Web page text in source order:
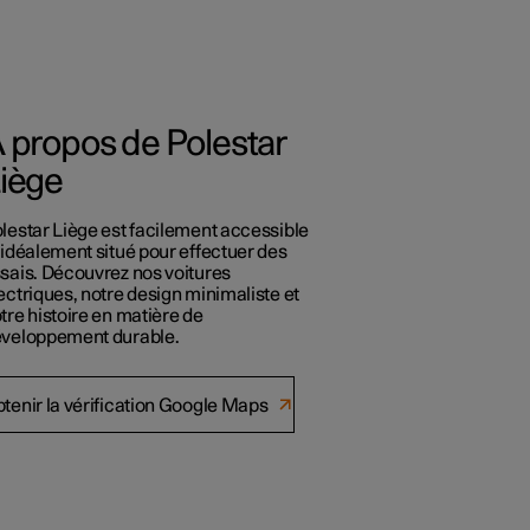
propos de Polestar
Liège est facilement accessible
situé pour effectuer des
Découvrez nos voitures
notre design minimaliste et
histoire en matière de
durable.
la vérification Google Maps